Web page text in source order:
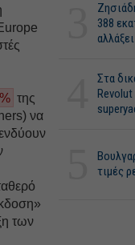
της
να
των
388
Στα
Revolut
τιμές